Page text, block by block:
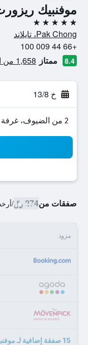
موفنبيك
5 نجوم
Pak Chong، تايلاند
+66 44 009 100
8.4 ممتاز 1,658 من التقييمات تم التحقق منها
خ 13/8
2 من الضيوف، غرفة واحدة
صفقات من274 ﷼ /
مزود
15 صفقة إضافية لـ موفنبيك ريزورت كاو ياي